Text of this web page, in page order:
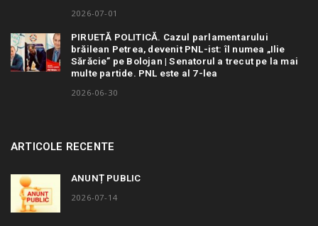
2026-07-01
PIRUETĂ POLITICĂ. Cazul parlamentarului
brăilean Petrea, devenit PNL-ist: îl numea „Ilie
Sărăcie” pe Bolojan | Senatorul a trecut pe la mai
multe partide. PNL este al 7-lea
2026-06-30
ARTICOLE RECENTE
ANUNȚ PUBLIC
2026-07-14